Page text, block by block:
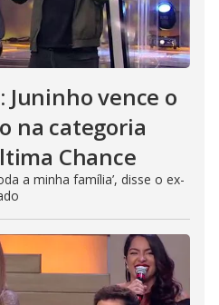
Juninho vence o
na categoria
Chance
a minha família’, disse o ex-